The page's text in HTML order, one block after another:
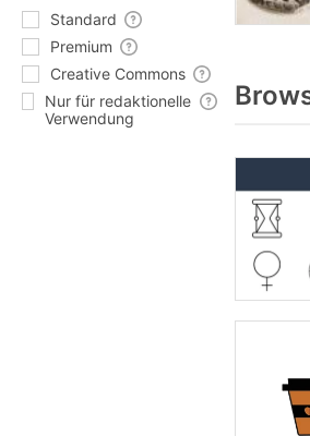
Standard
Premium
Creative Commons
Nur für redaktionelle
Verwendung